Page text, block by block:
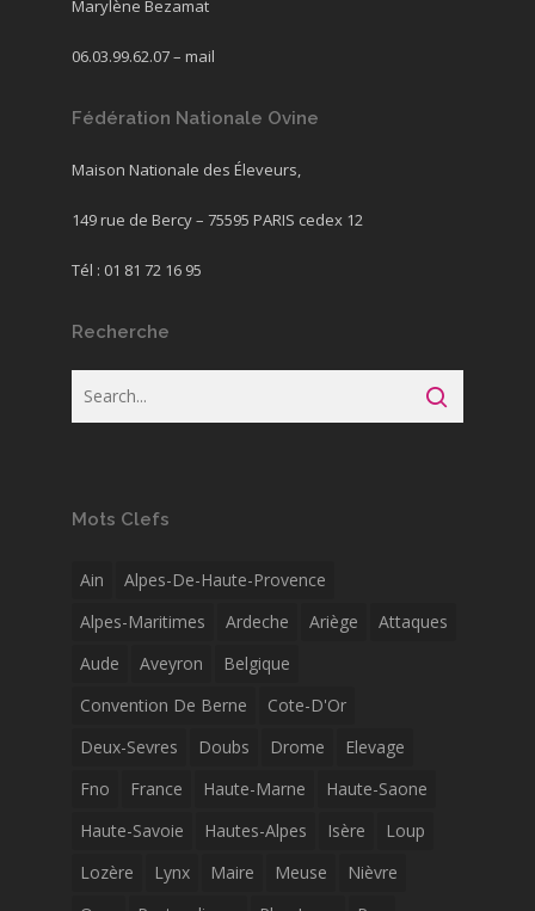
Marylène Bezamat
06.03.99.62.07 – mail
Fédération Nationale Ovine
Maison Nationale des Éleveurs,
149 rue de Bercy – 75595 PARIS cedex 12
Tél : 01 81 72 16 95
Recherche
Mots Clefs
Ain
Alpes-De-Haute-Provence
Alpes-Maritimes
Ardeche Ariège
Attaques
Aude
Aveyron
Belgique
Convention De Berne
Cote-D'Or
Deux-Sevres
Doubs Drome
Elevage
Fno
France Haute-Marne
Haute-Saone
Haute-Savoie
Hautes-Alpes Isère
Loup
Lozère
Lynx Maire Meuse
Nièvre